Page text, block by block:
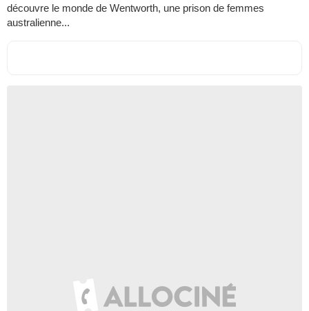
découvre le monde de Wentworth, une prison de femmes
australienne...